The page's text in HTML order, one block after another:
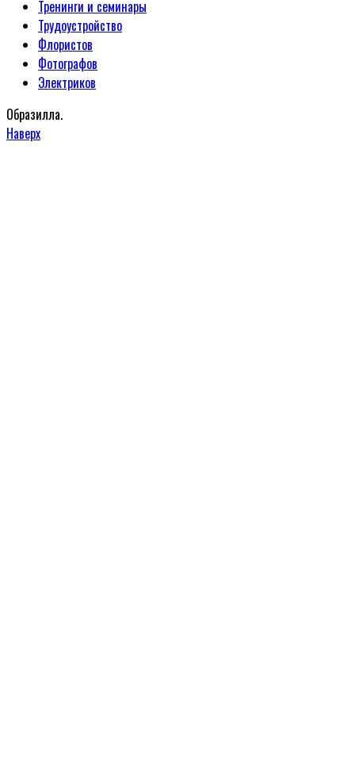
Тренинги и семинары
Трудоустройство
Флористов
Фотографов
Электриков
Образилла.
Наверх